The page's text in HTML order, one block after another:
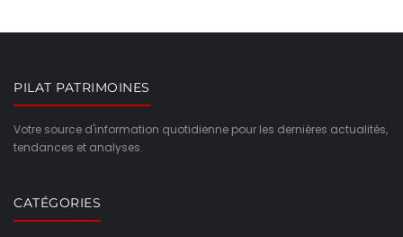
PILAT PATRIMOINES
Votre source d'information quotidienne pour les dernières actualités,
tendances et analyses.
CATÉGORIES